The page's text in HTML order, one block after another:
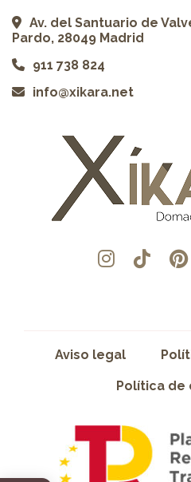
Av. del Santuario de
Pardo, 28049 Madrid
911 738 824
info@xikara.net
Aviso legal
Política de